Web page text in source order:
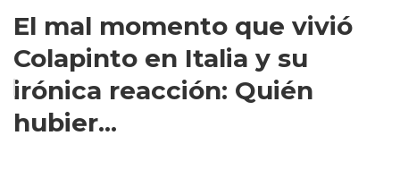
El mal momento que vivió
Colapinto en Italia y su
irónica reacción: Quién
hubier...